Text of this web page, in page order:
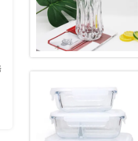
최상의 가격을 얻으세요